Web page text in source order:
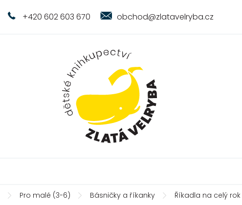
+420 602 603 670 obchod@zlatavelryba.cz
Pro malé (3-6) Básničky a říkanky Říkadla na celý rok